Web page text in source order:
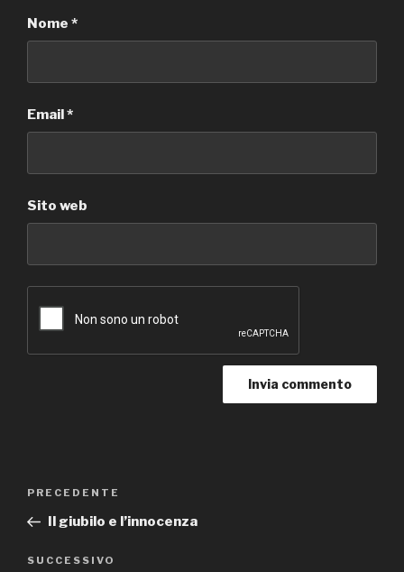
Nome *
Email*
Sito web
Articolo
precedente:
PRECEDENTE
Il giubilo e l’innocenza
Articolo
SUCCESSIVO